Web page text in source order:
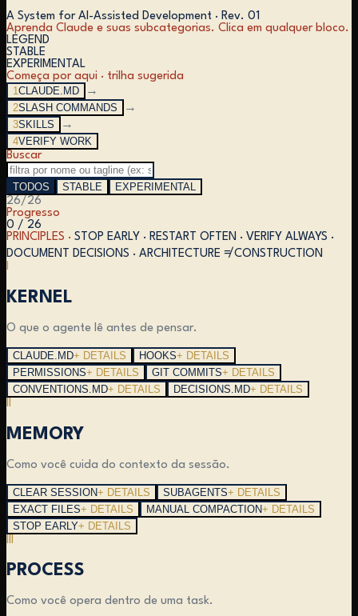
A System for AI-Assisted Development · Rev. 01
Aprenda Claude e suas subcategorias. Clica em qualquer bloco.
LEGEND
STABLE
EXPERIMENTAL
Começa por aqui · trilha sugerida
1 CLAUDE.MD
→
2SLASH COMMANDS
→
3SKILLS
→
4VERIFY WORK
Buscar
TODOS STABLE
EXPERIMENTAL
26/ 26
Progresso
0 / 26
PRINCIPLES · STOP EARLY · RESTART OFTEN · VERIFY ALWAYS ·
DOCUMENT DECISIONS · ARCHITECTURE ≠ CONSTRUCTION
KERNEL
O que o agente lê antes de pensar.
CLAUDE.MD+ DETAILS HOOKS+ DETAILS
PERMISSIONS+ DETAILS GIT COMMITS+ DETAILS
CONVENTIONS.MD+ DETAILS DECISIONS.MD+ DETAILS
MEMORY
Como você cuida do contexto da sessão.
CLEAR SESSION+ DETAILS SUBAGENTS+ DETAILS
EXACT FILES+ DETAILS MANUAL COMPACTION+ DETAILS
STOP EARLY+ DETAILS
PROCESS
Como você opera dentro de uma task.